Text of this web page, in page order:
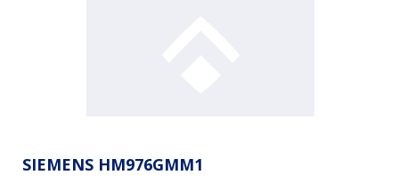
SIEMENS HM976GMM1